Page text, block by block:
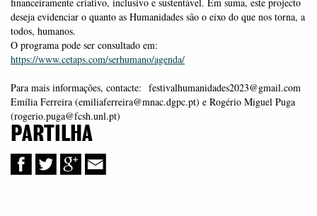
deseja evidenciar o quanto as Humanidades são o eixo do que nos torna, a
todos, humanos.
O programa pode ser consultado em:
https://www.cetaps.com/serhumano/agenda/
Para mais informações, contacte: festivalhumanidades2023@gmail.com
Emília Ferreira (emiliaferreira@mnac.dgpc.pt) e Rogério Miguel Puga
(rogerio.puga@fcsh.unl.pt)
PARTILHA